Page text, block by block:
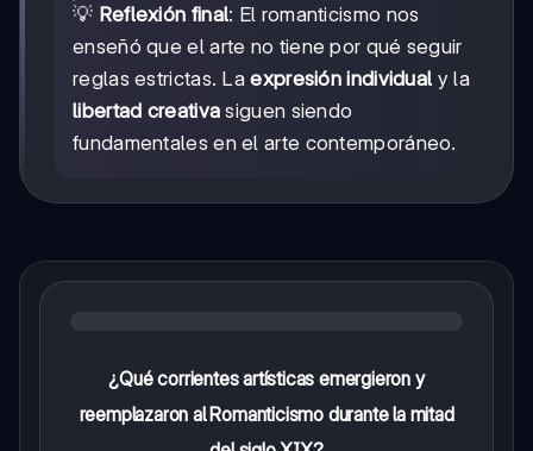
💡 Reflexión final: El romanticismo nos
enseñó que el arte no tiene por qué seguir
reglas estrictas. Laexpresión individual y la
libertad creativa siguen siendo
fundamentales en el arte contemporáneo.
¿Qué corrientes artísticas emergieron y
reemplazaron al Romanticismo durante la mitad